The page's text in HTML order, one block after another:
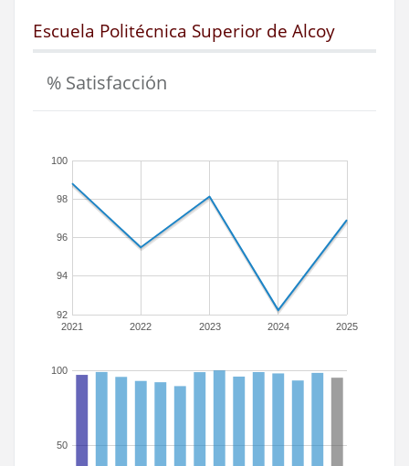
Escuela Politécnica Superior de Alcoy
% Satisfacción
2021 2022 2023 2024 2025
92
94
96
98
100
50
100